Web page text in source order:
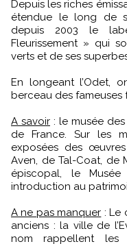
Depuis les riches
étendue le long de
depuis 2003 le
Fleurissement » qui
verts et de ses
En longeant l’Odet,
berceau des fameuses
A savoir : le musée
de France. Sur les
exposées des
Aven, de Tal-Coat, de
épiscopal, le
introduction au
A ne pas manquer : Le
anciens : la ville de
nom rappellent les